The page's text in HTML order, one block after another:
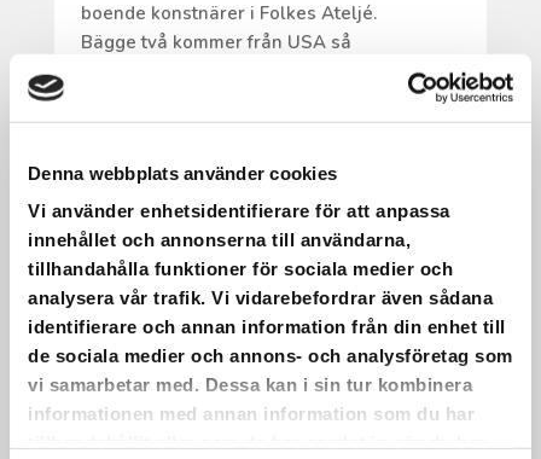
Denna webbplats använder cookies
Vi använder enhetsidentifierare för att anpassa
innehållet och annonserna till användarna,
tillhandahålla funktioner för sociala medier och
analysera vår trafik. Vi vidarebefordrar även sådana
identifierare och annan information från din enhet till
de sociala medier och annons- och analysföretag som
vi samarbetar med. Dessa kan i sin tur kombinera
informationen med annan information som du har
boende konstnärer i Folkes Ateljé.
Bägge två kommer från USA så
Från kl. 08.30 – 10.00 samma dag är det
•
Varmt välkomna!
DET ÖVAS OCH DET ÖVAS.